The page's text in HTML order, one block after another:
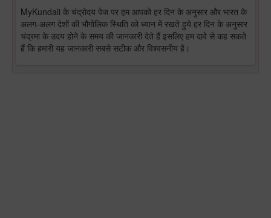
MyKundali के चंद्रोदय पेज पर हम आपको हर दिन के अनुसार और भारत के
अलग-अलग देशों की भौगोलिक स्थिति को ध्यान में रखते हुये हर दिन के अनुसार
चंद्रमा के उदय होने के समय की जानकारी देते हैं इसलिए हम दावे से कह सकते
हैं कि हमारी यह जानकारी सबसे सटीक और विश्वसनीय है।